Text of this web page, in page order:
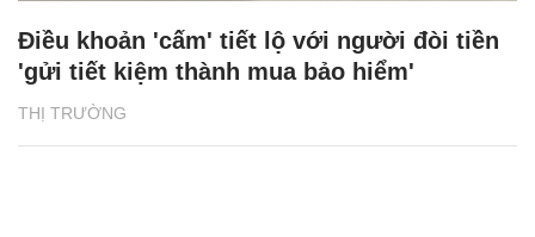
THỊ TRƯỜNG
Điều khoản 'cấm' tiết lộ với người đòi tiền
'gửi tiết kiệm thành mua bảo hiểm'